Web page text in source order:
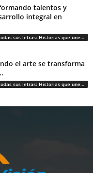
talentos y
integral en
Provincia del Huasco con todas sus letras: Historias que unen cultura, diversidad e identidad
el arte se transforma
Provincia del Huasco con todas sus letras: Historias que unen cultura, diversidad e identidad